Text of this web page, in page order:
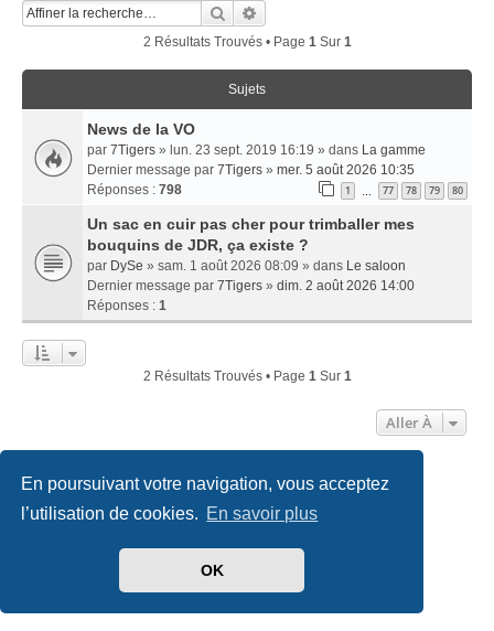
En poursuivant votre navigation, vous acceptez
l’utilisation de cookies. En savoir plus
OK
Rechercher
2 Résultats Trouvés • Page 1Sur 1
Sujets
News de la VO
par 7Tigers » lun. 23 sept. 2019 16:19 » dans La gamme
Dernier message par 7Tigers » mer. 5 août 2026 10:35
Réponses : 798 1 77 78 79 80
Un sac en cuir pas cher pour trimballer mes
bouquins de JDR, ça existe ?
par DySe » sam. 1 août 2026 08:09 » dans Le saloon
Dernier message par 7Tigers » dim. 2 août 2026 14:00
Réponses : 1
2 Résultats Trouvés • Page 1Sur 1
Aller À
Accueil Index du forum Nous contacter
phpBB-fr.com
created by INVENTEA & v12mike
Conditions